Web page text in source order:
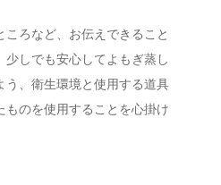
ころなど、お伝えできること
少しでも安心してよもぎ蒸し
う、衛生環境と使用する道具
ものを使用することを心掛け